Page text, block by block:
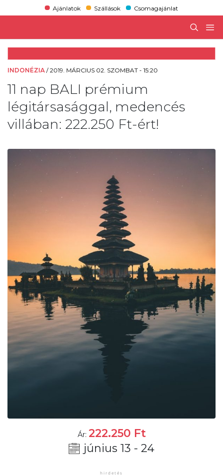
Ajánlatok Szállások Csomagajánlat
INDONÉZIA /2019. MÁRCIUS 02. SZOMBAT - 15:20
11 nap BALI prémium
légitársasággal, medencés
villában: 222.250 Ft-ért!
Ár: 222.250 Ft
június 13 - 24